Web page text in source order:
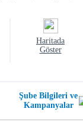
Haritada
Göster
Şube Bilgileri ve
Kampanyalar